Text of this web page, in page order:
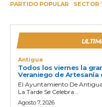
PARTIDO POPULAR
SECTOR
Antigua
Todos los viernes la
Veraniego de Artesanía
El Ayuntamiento De
La Tarde Se Celebra...
Agosto 7, 2026